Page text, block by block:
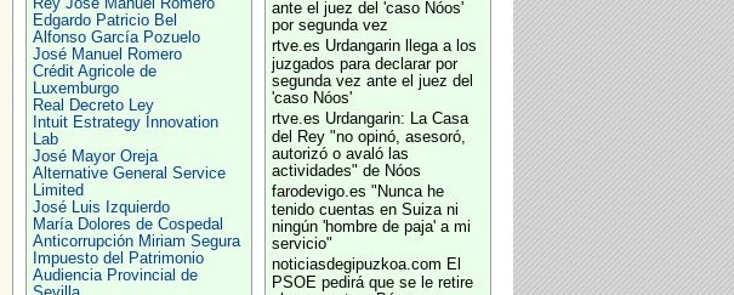
Rey José Manuel Romero
Edgardo Patricio Bel
Alfonso García Pozuelo
José Manuel Romero
Crédit Agricole de
Luxemburgo
Real Decreto Ley
Intuit Estrategy Innovation
Lab
José Mayor Oreja
Alternative General Service
Limited
José Luis Izquierdo
María Dolores de Cospedal
Anticorrupción Miriam Segura
Impuesto del Patrimonio
Audiencia Provincial de
ante el juez del 'caso Nóos'
por segunda vez
rtve.es Urdangarin llega a los
juzgados para declarar por
segunda vez ante el juez del
'caso Nóos'
rtve.es Urdangarin: La Casa
del Rey "no opinó, asesoró,
autorizó o avaló las
actividades" de Nóos
farodevigo.es "Nunca he
tenido cuentas en Suiza ni
ningún 'hombre de paja' a mi
servicio"
noticiasdegipuzkoa.com El
PSOE pedirá que se le retire